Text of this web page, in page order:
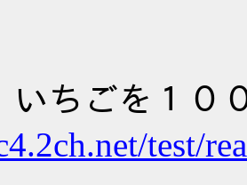
いちごを１
test/